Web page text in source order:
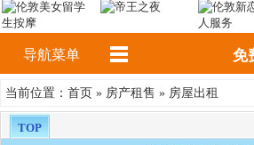
导航菜单 免
当前位置： 首页 » 房产租售 » 房屋出租
TOP